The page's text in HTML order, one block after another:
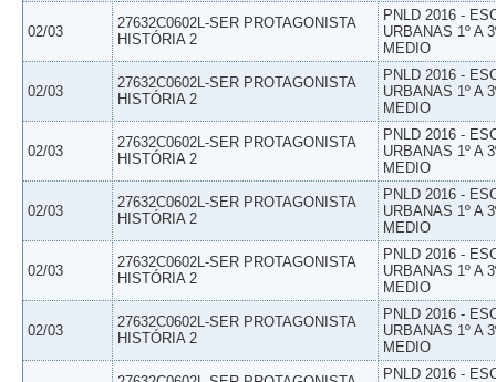
02/03
27632C0602L-SER PROTAGONISTA
HISTÓRIA 2
PNLD 2016 -
URBANAS 1º A
MEDIO
02/03
27632C0602L-SER PROTAGONISTA
HISTÓRIA 2
PNLD 2016 -
URBANAS 1º A
MEDIO
02/03
27632C0602L-SER PROTAGONISTA
HISTÓRIA 2
PNLD 2016 -
URBANAS 1º A
MEDIO
02/03
27632C0602L-SER PROTAGONISTA
HISTÓRIA 2
PNLD 2016 -
URBANAS 1º A
MEDIO
02/03
27632C0602L-SER PROTAGONISTA
HISTÓRIA 2
PNLD 2016 -
URBANAS 1º A
MEDIO
02/03
27632C0602L-SER PROTAGONISTA
HISTÓRIA 2
PNLD 2016 -
URBANAS 1º A
MEDIO
PNLD 2016 -